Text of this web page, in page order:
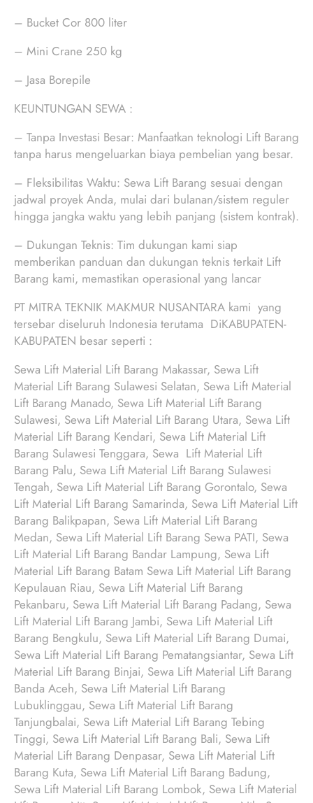
– Bucket Cor 800 liter
– Mini Crane 250 kg
– Jasa Borepile
KEUNTUNGAN SEWA :
– Tanpa Investasi Besar: Manfaatkan teknologi Lift Barang
tanpa harus mengeluarkan biaya pembelian yang besar.
– Fleksibilitas Waktu: Sewa Lift Barang sesuai dengan
jadwal proyek Anda, mulai dari bulanan/sistem reguler
hingga jangka waktu yang lebih panjang (sistem kontrak).
– Dukungan Teknis: Tim dukungan kami siap
memberikan panduan dan dukungan teknis terkait Lift
Barang kami, memastikan operasional yang lancar
PT MITRA TEKNIK MAKMUR NUSANTARA kami yang
tersebar diseluruh Indonesia terutama DiKABUPATEN-
KABUPATEN besar seperti :
Sewa Lift Material Lift Barang Makassar, Sewa Lift
Material Lift Barang Sulawesi Selatan, Sewa Lift Material
Lift Barang Manado, Sewa Lift Material Lift Barang
Sulawesi, Sewa Lift Material Lift Barang Utara, Sewa Lift
Material Lift Barang Kendari, Sewa Lift Material Lift
Barang Sulawesi Tenggara, Sewa Lift Material Lift
Barang Palu, Sewa Lift Material Lift Barang Sulawesi
Tengah, Sewa Lift Material Lift Barang Gorontalo, Sewa
Lift Material Lift Barang Samarinda, Sewa Lift Material Lift
Barang Balikpapan, Sewa Lift Material Lift Barang
Medan, Sewa Lift Material Lift Barang Sewa PATI, Sewa
Lift Material Lift Barang Bandar Lampung, Sewa Lift
Material Lift Barang Batam Sewa Lift Material Lift Barang
Kepulauan Riau, Sewa Lift Material Lift Barang
Pekanbaru, Sewa Lift Material Lift Barang Padang, Sewa
Lift Material Lift Barang Jambi, Sewa Lift Material Lift
Barang Bengkulu, Sewa Lift Material Lift Barang Dumai,
Sewa Lift Material Lift Barang Pematangsiantar, Sewa Lift
Material Lift Barang Binjai, Sewa Lift Material Lift Barang
Banda Aceh, Sewa Lift Material Lift Barang
Lubuklinggau, Sewa Lift Material Lift Barang
Tanjungbalai, Sewa Lift Material Lift Barang Tebing
Tinggi, Sewa Lift Material Lift Barang Bali, Sewa Lift
Material Lift Barang Denpasar, Sewa Lift Material Lift
Barang Kuta, Sewa Lift Material Lift Barang Badung,
Sewa Lift Material Lift Barang Lombok, Sewa Lift Material